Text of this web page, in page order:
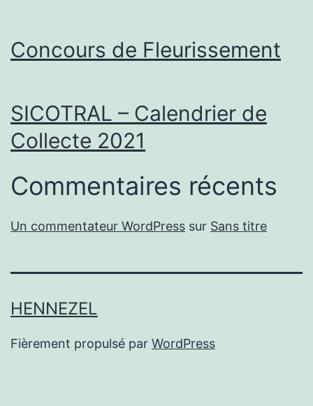
Concours de Fleurissement
SICOTRAL – Calendrier de
Collecte 2021
Commentaires récents
Un commentateur WordPress sur Sans titre
HENNEZEL
Fièrement propulsé par WordPress